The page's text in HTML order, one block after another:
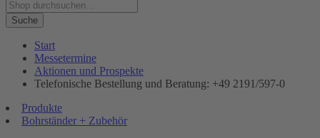
Suche
Start
Messetermine
Aktionen und Prospekte
Telefonische Bestellung und Beratung: +49 2191/597-0
Produkte
Bohrständer + Zubehör